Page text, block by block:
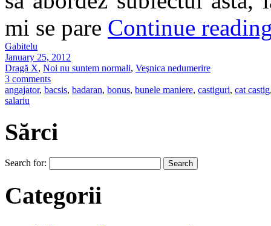
mi se pare Continue
Gabitelu
January 25, 2012
Dragă X, Noi nu suntem normali, Veşnica nedumerire
3 comments
angajator, bacsis, badaran, bonus, bunele maniere, castiguri, cat castig
salariu
Sărci
Search for:
Categorii